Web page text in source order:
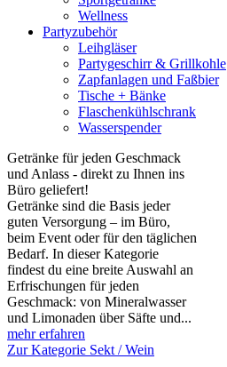
Wellness
Partyzubehör
Leihgläser
Partygeschirr & Grillkohle
Zapfanlagen und Faßbier
Tische + Bänke
Flaschenkühlschrank
Wasserspender
Getränke für jeden Geschmack
und Anlass - direkt zu Ihnen ins
Büro geliefert!
Getränke sind die Basis jeder
guten Versorgung – im Büro,
beim Event oder für den täglichen
Bedarf. In dieser Kategorie
findest du eine breite Auswahl an
Erfrischungen für jeden
Geschmack: von Mineralwasser
und Limonaden über Säfte und...
mehr erfahren
Zur Kategorie Sekt / Wein